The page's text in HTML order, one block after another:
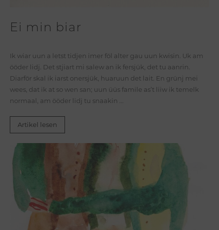
Ei min biar
Ik wiar uun a letst tidjen imer föl alter gau uun kwisin. Uk am
ööder lidj. Det stjiart mi salew an ik fersjük, det tu aanrin.
Diarför skal ik iarst onersjük, huaruun det lait. En grünj mei
wees, dat ik at so wen san; uun üüs famile as’t liiw ik temelk
normaal, am ööder lidj tu snaakin ...
Artikel lesen